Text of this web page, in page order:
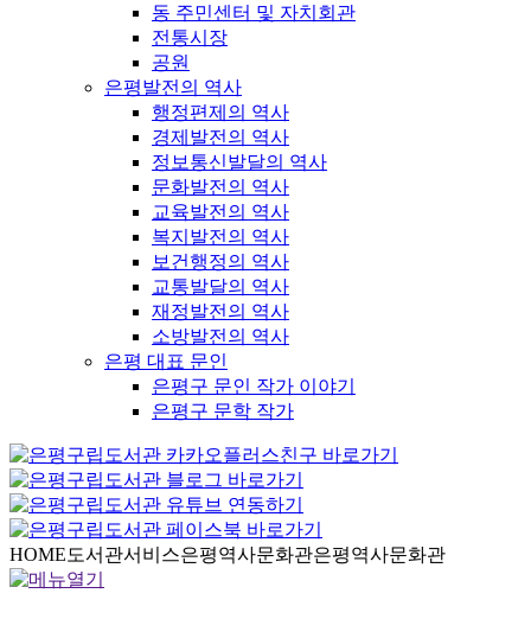
동 주민센터 및 자치회관
전통시장
공원
은평발전의 역사
행정편제의 역사
경제발전의 역사
정보통신발달의 역사
문화발전의 역사
교육발전의 역사
복지발전의 역사
보건행정의 역사
교통발달의 역사
재정발전의 역사
소방발전의 역사
은평 대표 문인
은평구 문인 작가 이야기
은평구 문학 작가
HOME도서관서비스은평역사문화관은평역사문화관